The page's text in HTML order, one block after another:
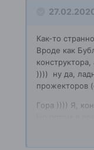
Как-то
Вроде как
)))) ну да,
прожекторов
Гора )))) Я,
быть